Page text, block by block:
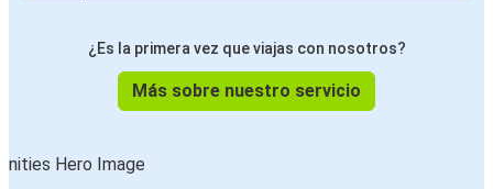
¿Es la primera vez que viajas con nosotros?
Más sobre nuestro servicio